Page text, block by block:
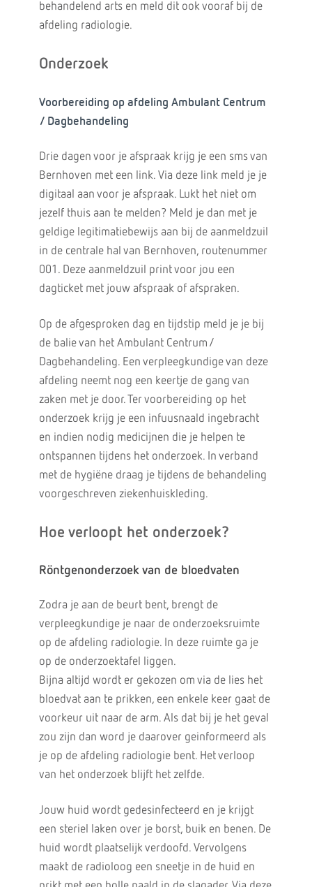
behandelend arts en meld dit ook vooraf bij de
afdeling radiologie.
Onderzoek
Voorbereiding op afdeling Ambulant Centrum
/ Dagbehandeling
Drie dagen voor je afspraak krijg je een sms van
Bernhoven met een link. Via deze link meld je je
digitaal aan voor je afspraak. Lukt het niet om
jezelf thuis aan te melden? Meld je dan met je
geldige legitimatiebewijs aan bij de aanmeldzuil
in de centrale hal van Bernhoven, routenummer
001. Deze aanmeldzuil print voor jou een
dagticket met jouw afspraak of afspraken.
Op de afgesproken dag en tijdstip meld je je bij
de balie van het Ambulant Centrum /
Dagbehandeling. Een verpleegkundige van deze
afdeling neemt nog een keertje de gang van
zaken met je door. Ter voorbereiding op het
onderzoek krijg je een infuusnaald ingebracht
en indien nodig medicijnen die je helpen te
ontspannen tijdens het onderzoek. In verband
met de hygiëne draag je tijdens de behandeling
voorgeschreven ziekenhuiskleding.
Hoe verloopt het onderzoek?
Röntgenonderzoek van de bloedvaten
Zodra je aan de beurt bent, brengt de
verpleegkundige je naar de onderzoeksruimte
op de afdeling radiologie. In deze ruimte ga je
op de onderzoektafel liggen.
Bijna altijd wordt er gekozen om via de lies het
bloedvat aan te prikken, een enkele keer gaat de
voorkeur uit naar de arm. Als dat bij je het geval
zou zijn dan word je daarover geinformeerd als
je op de afdeling radiologie bent. Het verloop
van het onderzoek blijft het zelfde.
Jouw huid wordt gedesinfecteerd en je krijgt
een steriel laken over je borst, buik en benen. De
huid wordt plaatselijk verdoofd. Vervolgens
maakt de radioloog een sneetje in de huid en